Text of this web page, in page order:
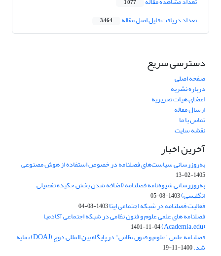
1,077
تعداد دریافت فایل اصل مقاله 3,464
دسترسی سریع
صفحه اصلی
درباره نشریه
اعضای هیات تحریریه
ارسال مقاله
تماس با ما
نقشه سایت
آخرین اخبار
به‌روزرسانی سیاست‌های فصلنامه در خصوص استفاده از هوش مصنوعی
1405-02-13
به‌روزرسانی شیوه‌نامه فصلنامه (اضافه شدن بخش چکیده تفصیلی
انگلیسی)1403-08-05
فعالیت فصلنامه در شبکه اجتماعی ایتا1403-08-04
فصلنامه های علمی علوم و فنون نظامی در شبکه اجتماعی آکادمیا
(Academia.edu)
1401-11-04
فصلنامه علمی "علوم و فنون نظامی" در پایگاه بین المللی دوج (DOAJ) نمایه
شد.1400-11-19